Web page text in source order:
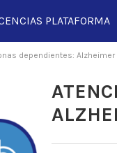
PLATAFORMA
dependientes: Alzheimer